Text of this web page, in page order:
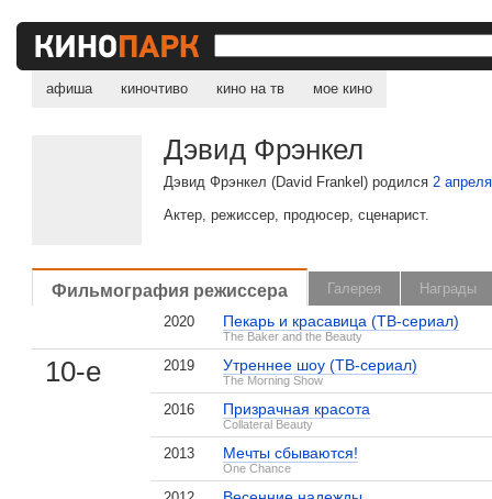
афиша киночтиво кино на тв мое кино
Дэвид Фрэнкел
Дэвид Фрэнкел (David Frankel) родился2 апреля
Актер, режиссер, продюсер, сценарист.
Фильмография режиссера Галерея
Награды
2020
Пекарь и красавица (ТВ-сериал)
The Baker and the Beauty
10-е 2019 Утреннее шоу (ТВ-сериал)
The Morning Show
2016 Призрачная красота
Collateral Beauty
2013 Мечты сбываются!
One Chance